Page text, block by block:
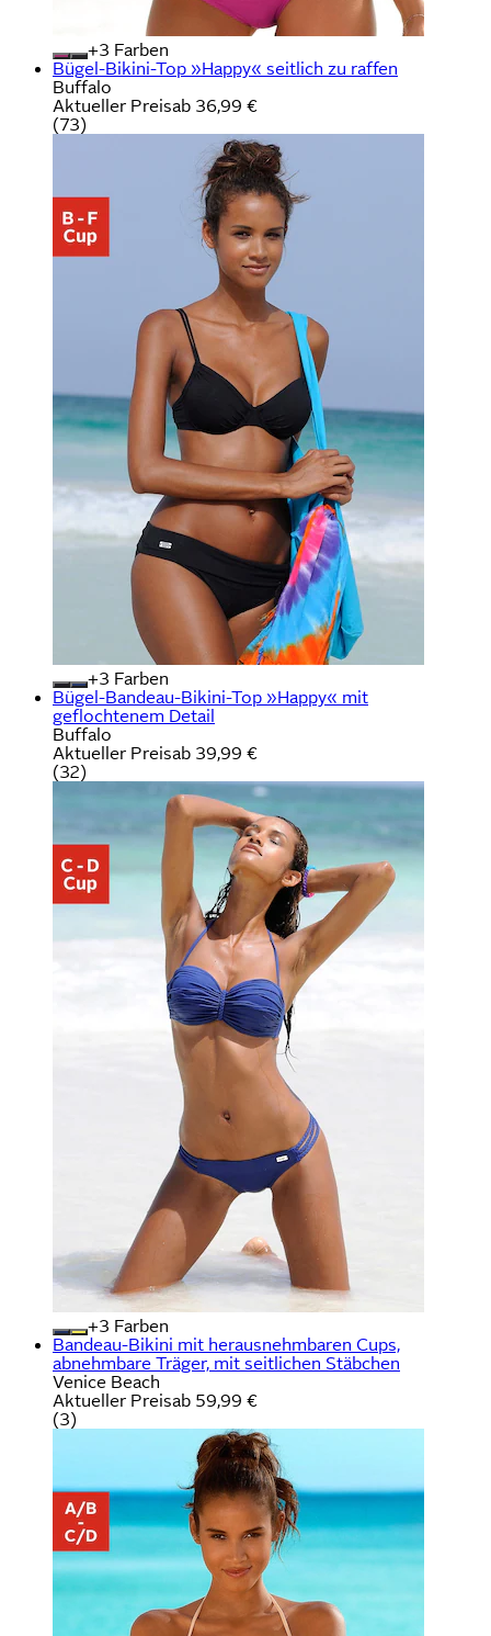
+
Farben
Bügel-Bikini-Top »Happy« seitlich zu raffen
Buffalo
Aktueller Preisab 36,99 €
(73)
+
Farben
Bügel-Bandeau-Bikini-Top »Happy« mit
geflochtenem Detail
Buffalo
Aktueller Preisab 39,99 €
(32)
+
Farben
Bandeau-Bikini mit herausnehmbaren Cups,
abnehmbare Träger, mit seitlichen Stäbchen
Venice Beach
Aktueller Preisab 59,99 €
(3)